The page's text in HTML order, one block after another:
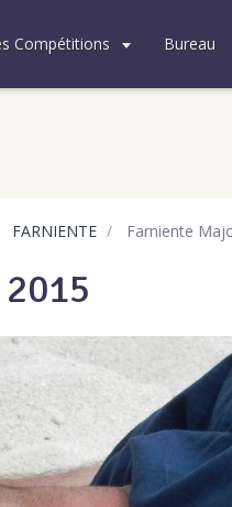
Compétitions Bureau
FARNIENTE Farniente